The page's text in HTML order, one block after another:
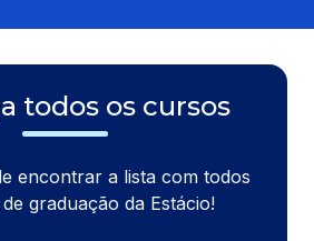
todos os cursos
encontrar a lista com todos
graduação da Estácio!